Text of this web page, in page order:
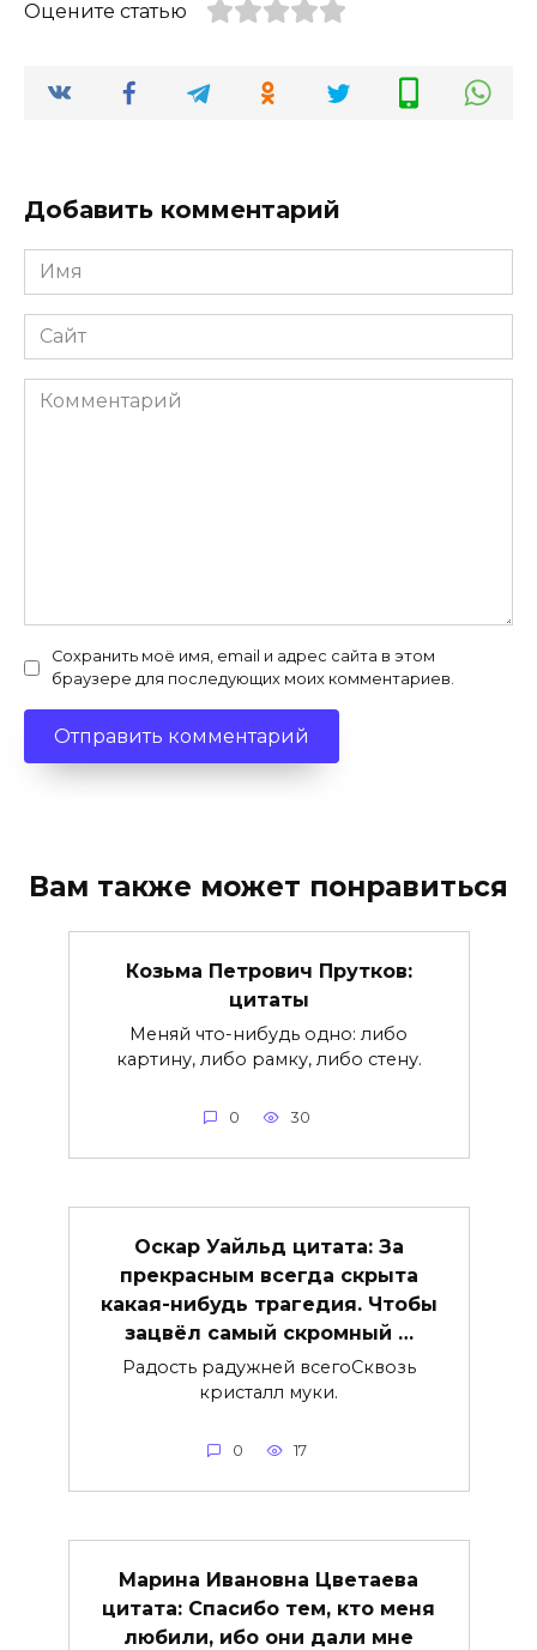
Оцените статью
Добавить комментарий
Имя
*
Сайт
Комментарий
Сохранить моё имя, email и адрес сайта в этом
браузере для последующих моих комментариев.
Вам также может понравиться
Козьма Петрович Прутков:
цитаты
Меняй что-нибудь одно: либо
картину, либо рамку, либо стену.
0 30
Оскар Уайльд цитата: За
прекрасным всегда скрыта
какая-нибудь трагедия. Чтобы
зацвёл самый скромный …
Радость радужней всегоСквозь
кристалл муки.
0 17
Марина Ивановна Цветаева
цитата: Спасибо тем, кто меня
любили, ибо они дали мне